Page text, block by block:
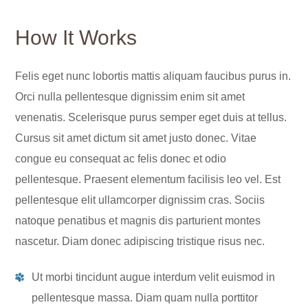
How It Works
Felis eget nunc lobortis mattis aliquam faucibus purus in.
Orci nulla pellentesque dignissim enim sit amet
venenatis. Scelerisque purus semper eget duis at tellus.
Cursus sit amet dictum sit amet justo donec. Vitae
congue eu consequat ac felis donec et odio
pellentesque. Praesent elementum facilisis leo vel. Est
pellentesque elit ullamcorper dignissim cras. Sociis
natoque penatibus et magnis dis parturient montes
nascetur. Diam donec adipiscing tristique risus nec.
Ut morbi tincidunt augue interdum velit euismod in
pellentesque massa. Diam quam nulla porttitor